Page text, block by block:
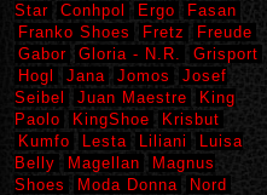
Star
Conhpol Ergo
Fasan
Franko Shoes
Fretz
Freude
Gabor
Gloria - N.R.
Grisport
Hogl
Jana Jomos
Josef
Seibel
Juan Maestre
King
Paolo
KingShoe
Krisbut
Kumfo
Lesta Liliani
Luisa
Belly
Magellan
Magnus
Shoes
Moda Donna
Nord